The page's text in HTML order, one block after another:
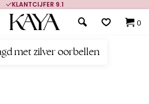
KLANTCIJFER 9.1
0
met zilver oorbellen